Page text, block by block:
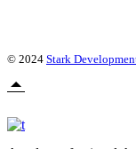
© 2024 Stark